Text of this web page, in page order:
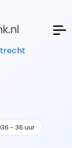
36 - 36 uur